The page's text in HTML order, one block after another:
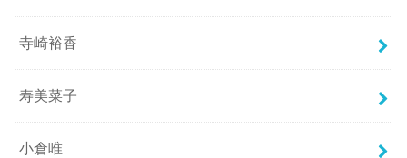
寺崎裕香
寿美菜子
小倉唯